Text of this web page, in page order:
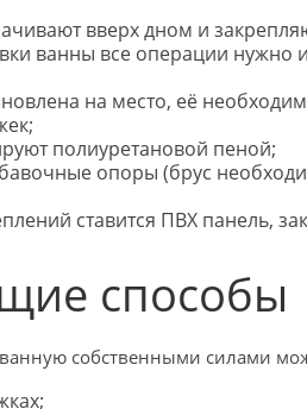
вверх дном и
ванны все операции нужно
на место, её
полиуретановой пеной;
опоры (брус
ставится ПВХ панель,
способы
собственными силами